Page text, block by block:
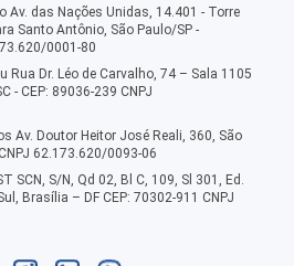
Av. das Nações Unidas, 14.401 - Torre
Santo Antônio, São Paulo/SP -
0001-80
Rua Dr. Léo de Carvalho, 74 – Sala 1105
- CEP: 89036-239 CNPJ
Av. Doutor Heitor José Reali, 360, São
62.173.620/0093-06
SCN, S/N, Qd 02, Bl C, 109, Sl 301, Ed.
Brasília – DF CEP: 70302-911 CNPJ